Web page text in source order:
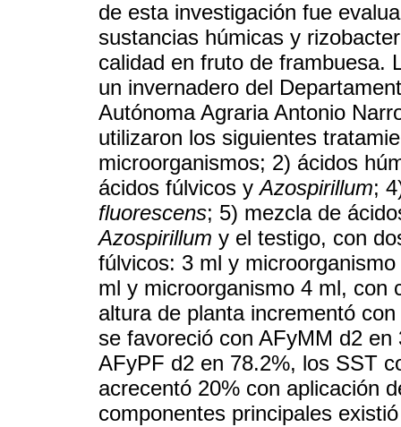
de esta investigación fue
sustancias húmicas y
calidad en fruto de frambuesa.
un invernadero del
Autónoma Agraria Antonio
utilizaron los siguientes
microorganismos; 2) ácidos
ácidos fúlvicos yAzospirillum;
fluorescens; 5) mezcla de
Azospirillum y el testigo, con
fúlvicos: 3 ml y
ml y microorganismo 4 ml, con
altura de planta incrementó
se favoreció con AFyMM d2
AFyPF d2 en 78.2%, los SST
acrecentó 20% con aplicación
componentes principales